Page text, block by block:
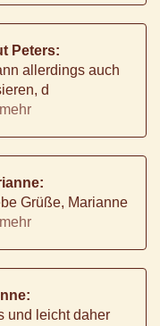
Peters:
allerdings auch
d
mehr
Grüße, Marianne
mehr
und leicht daher